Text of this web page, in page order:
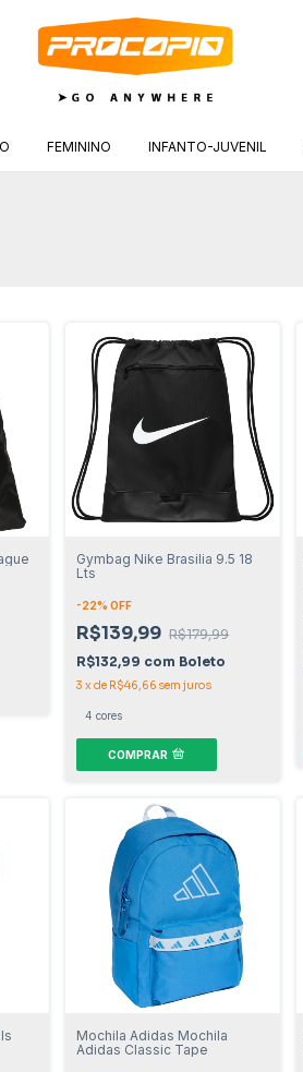
FEMININO INFANTO-JUVENIL
Gymbag Nike Brasilia 9.5 18
Lts
-22% OFF
R$139,99 R$179,99
R$132,99 com Boleto
3 xde R$46,66 sem juros
4 cores
COMPRAR
Mochila Adidas Mochila
Adidas Classic Tape